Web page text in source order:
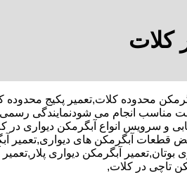
کلات
آبگرمکن محدوده کلات,تعمیر پکیج
مناسب انجام می شودنمایندگی رسمی
و سرویس انواع آبگرمکن دیواری در
آبگرمکن های دیواری,تعمیر
آبگرمکن دیواری پلار,تعمیر
تاچی در کلات,